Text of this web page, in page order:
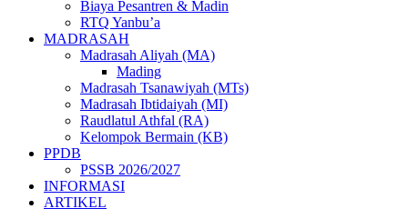
Biaya Pesantren & Madin
RTQ Yanbu’a
MADRASAH
Madrasah Aliyah (MA)
Mading
Madrasah Tsanawiyah (MTs)
Madrasah Ibtidaiyah (MI)
Raudlatul Athfal (RA)
Kelompok Bermain (KB)
PPDB
PSSB 2026/2027
INFORMASI
ARTIKEL